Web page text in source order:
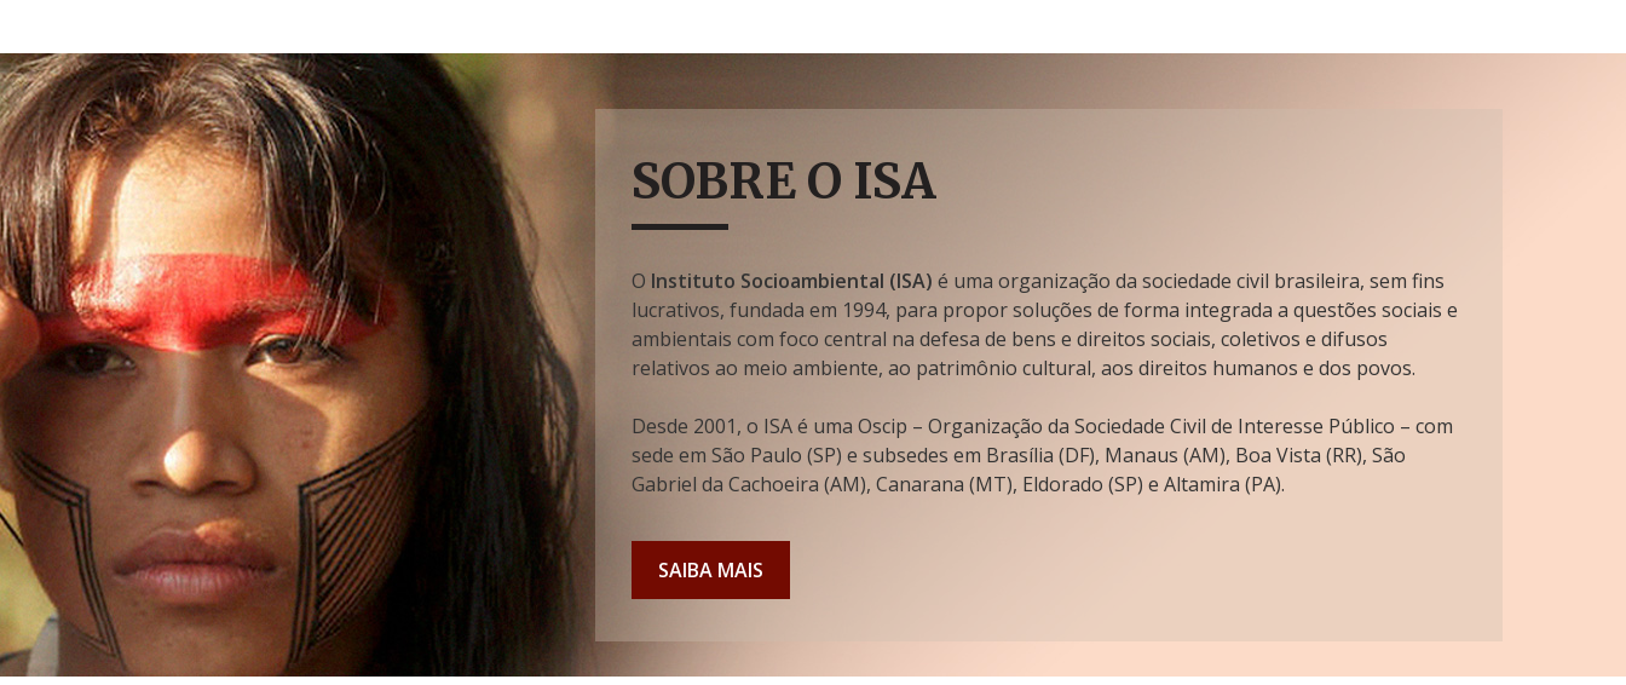
SOBRE O ISA
O Instituto Socioambiental (ISA) é uma organização da sociedade civil brasileira, sem fins
lucrativos, fundada em 1994, para propor soluções de forma integrada a questões sociais e
ambientais com foco central na defesa de bens e direitos sociais, coletivos e difusos
relativos ao meio ambiente, ao patrimônio cultural, aos direitos humanos e dos povos.
Desde 2001, o ISA é uma Oscip – Organização da Sociedade Civil de Interesse Público – com
sede em São Paulo (SP) e subsedes em Brasília (DF), Manaus (AM), Boa Vista (RR), São
Gabriel da Cachoeira (AM), Canarana (MT), Eldorado (SP) e Altamira (PA).
SAIBA MAIS